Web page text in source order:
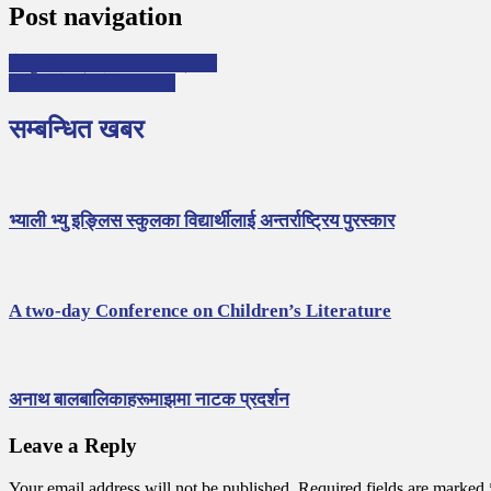
Post navigation
सम्बन्धित खबर
भ्याली भ्यु इङ्लिस स्कुलका विद्यार्थीलाई अन्तर्राष्ट्रिय पुरस्कार
A two-day Conference on Children’s Literature
अनाथ बालबालिकाहरूमाझमा नाटक प्रदर्शन
Leave a Reply